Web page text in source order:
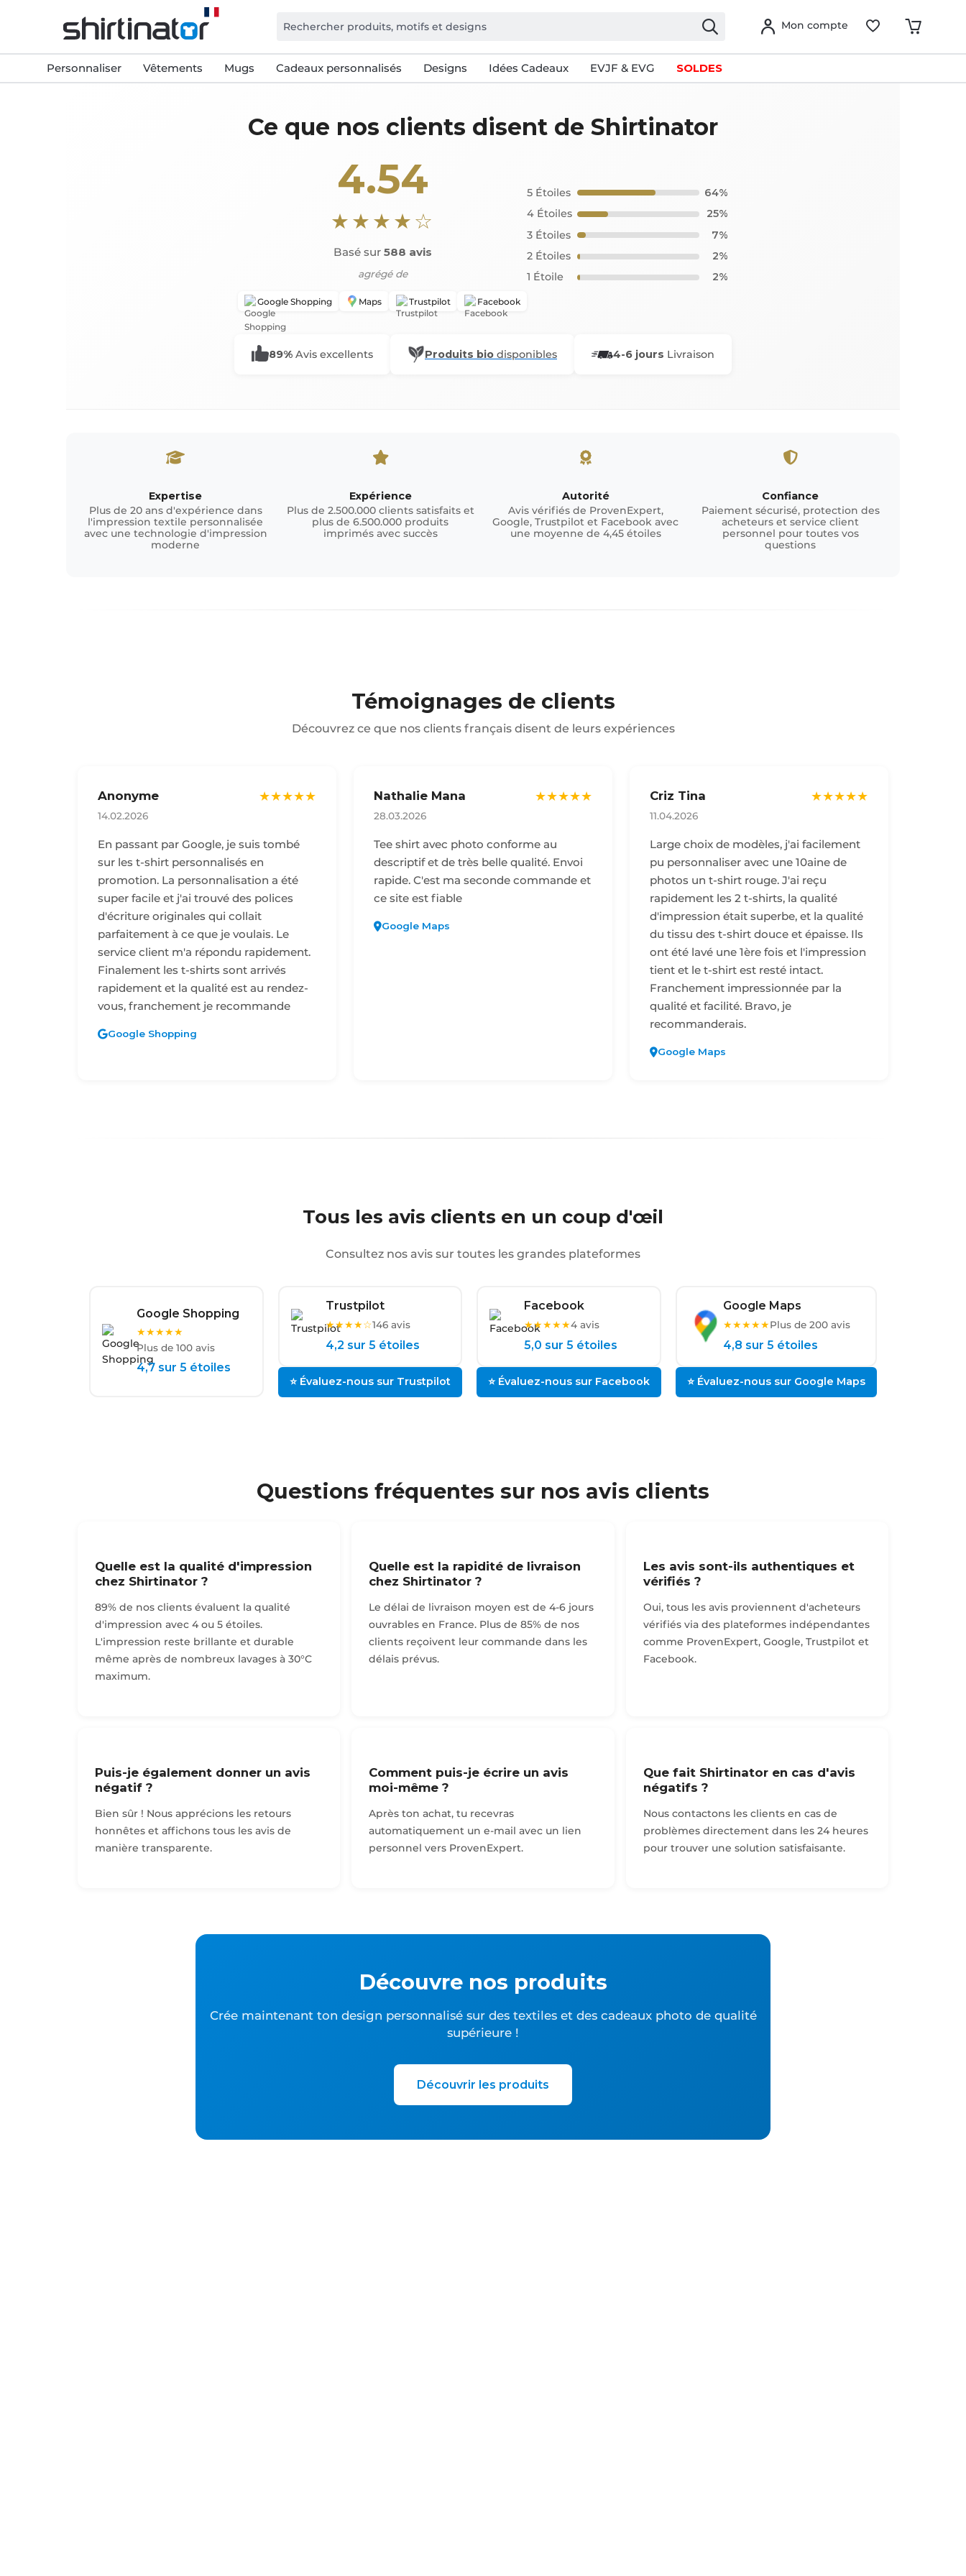
Mon compte
Personnaliser Vêtements Mugs Cadeaux personnalisés Designs Idées Cadeaux EVJF & EVG SOLDES
Ce que nos clients disent de Shirtinator
4.54
★★★★☆
Basé sur 588 avis
agrégé de
Google Shopping Maps Trustpilot Facebook
5 Étoiles
64%
4 Étoiles
25%
3 Étoiles
7%
2 Étoiles
2%
1 Étoile
2%
89% Avis excellents Produits bio disponibles 4-6 jours Livraison
Expertise
Plus de 20 ans d'expérience dans
l'impression textile personnalisée
avec une technologie d'impression
moderne
Expérience
Plus de 2.500.000 clients satisfaits et
plus de 6.500.000 produits
imprimés avec succès
Autorité
Avis vérifiés de ProvenExpert,
Google, Trustpilot et Facebook avec
une moyenne de 4,45 étoiles
Confiance
Paiement sécurisé, protection des
acheteurs et service client
personnel pour toutes vos
questions
Témoignages de clients
Découvrez ce que nos clients français disent de leurs expériences
Anonyme
14.02.2026
★★★★★
En passant par Google, je suis tombé
sur les t-shirt personnalisés en
promotion. La personnalisation a été
super facile et j'ai trouvé des polices
d'écriture originales qui collait
parfaitement à ce que je voulais. Le
service client m'a répondu rapidement.
Finalement les t-shirts sont arrivés
rapidement et la qualité est au rendez-
vous, franchement je recommande
Google Shopping
Nathalie Mana
28.03.2026
★★★★★
Tee shirt avec photo conforme au
descriptif et de très belle qualité. Envoi
rapide. C'est ma seconde commande et
ce site est fiable
Google Maps
Criz Tina
11.04.2026
★★★★★
Large choix de modèles, j'ai facilement
pu personnaliser avec une 10aine de
photos un t-shirt rouge. J'ai reçu
rapidement les 2 t-shirts, la qualité
d'impression était superbe, et la qualité
du tissu des t-shirt douce et épaisse. Ils
ont été lavé une 1ère fois et l'impression
tient et le t-shirt est resté intact.
Franchement impressionnée par la
qualité et facilité. Bravo, je
recommanderais.
Google Maps
Tous les avis clients en un coup d'œil
Consultez nos avis sur toutes les grandes plateformes
Google Shopping
★★★★★
Plus de 100 avis
4,7 sur 5 étoiles
Trustpilot
★★★★☆146 avis
4,2 sur 5 étoiles
⭐ Évaluez-nous sur Trustpilot
Facebook
★★★★★4 avis
5,0 sur 5 étoiles
⭐ Évaluez-nous sur Facebook
Google Maps
★★★★★Plus de 200 avis
4,8 sur 5 étoiles
⭐ Évaluez-nous sur Google Maps
Questions fréquentes sur nos avis clients
Quelle est la qualité d'impression
chez Shirtinator ?
89% de nos clients évaluent la qualité
d'impression avec 4 ou 5 étoiles.
L'impression reste brillante et durable
même après de nombreux lavages à 30°C
maximum.
Quelle est la rapidité de livraison
chez Shirtinator ?
Le délai de livraison moyen est de 4-6 jours
ouvrables en France. Plus de 85% de nos
clients reçoivent leur commande dans les
délais prévus.
Les avis sont-ils authentiques et
vérifiés ?
Oui, tous les avis proviennent d'acheteurs
vérifiés via des plateformes indépendantes
comme ProvenExpert, Google, Trustpilot et
Facebook.
Puis-je également donner un avis
négatif ?
Bien sûr ! Nous apprécions les retours
honnêtes et affichons tous les avis de
manière transparente.
Comment puis-je écrire un avis
moi-même ?
Après ton achat, tu recevras
automatiquement un e-mail avec un lien
personnel vers ProvenExpert.
Que fait Shirtinator en cas d'avis
négatifs ?
Nous contactons les clients en cas de
problèmes directement dans les 24 heures
pour trouver une solution satisfaisante.
Découvre nos produits
Crée maintenant ton design personnalisé sur des textiles et des cadeaux photo de qualité
supérieure !
Découvrir les produits